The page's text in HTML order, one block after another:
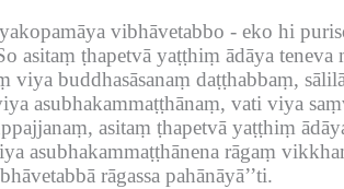
vibhāvetabbo - eko hi
asitaṃ ṭhapetvā yaṭṭhiṃ ādāya
viya buddhasāsanaṃ daṭṭhabbaṃ,
asubhakammaṭṭhānaṃ, vati viya
asitaṃ ṭhapetvā yaṭṭhiṃ
asubhakammaṭṭhānena rāgaṃ
bhāvetabbā rāgassa pahānāyā’’ti.